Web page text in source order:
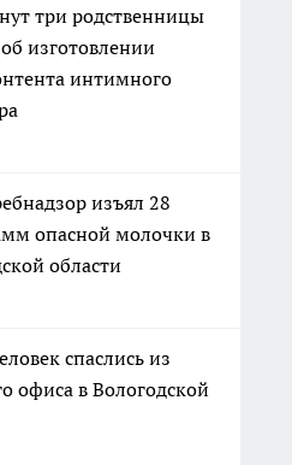
три родственницы
изготовлении
интимного
изъял 28
опасной молочки в
области
спаслись из
офиса в Вологодской